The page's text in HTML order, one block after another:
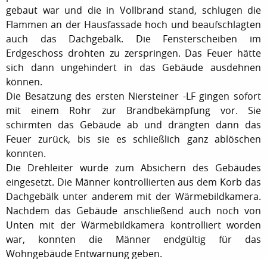
gebaut war und die in Vollbrand stand, schlugen die
Flammen an der Hausfassade hoch und beaufschlagten
auch das Dachgebälk. Die Fensterscheiben im
Erdgeschoss drohten zu zerspringen. Das Feuer hätte
sich dann ungehindert in das Gebäude ausdehnen
können.
Die Besatzung des ersten Niersteiner -LF gingen sofort
mit einem Rohr zur Brandbekämpfung vor. Sie
schirmten das Gebäude ab und drängten dann das
Feuer zurück, bis sie es schließlich ganz ablöschen
konnten.
Die Drehleiter wurde zum Absichern des Gebäudes
eingesetzt. Die Männer kontrollierten aus dem Korb das
Dachgebälk unter anderem mit der Wärmebildkamera.
Nachdem das Gebäude anschließend auch noch von
Unten mit der Wärmebildkamera kontrolliert worden
war, konnten die Männer endgültig für das
Wohngebäude Entwarnung geben.